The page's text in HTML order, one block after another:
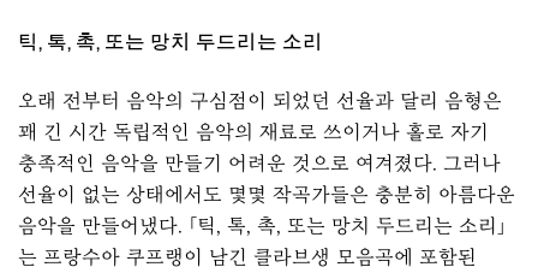
틱, 톡, 촉, 또는 망치 두드리는 소리
오래 전부터 음악의 구심점이 되었던 선율과 달리 음형은
꽤 긴 시간 독립적인 음악의 재료로 쓰이거나 홀로 자기
충족적인 음악을 만들기 어려운 것으로 여겨졌다. 그러나
선율이 없는 상태에서도 몇몇 작곡가들은 충분히 아름다운
음악을 만들어냈다. 「틱, 톡, 촉, 또는 망치 두드리는 소리」
는 프랑수아 쿠프랭이 남긴 클라브생 모음곡에 포함된